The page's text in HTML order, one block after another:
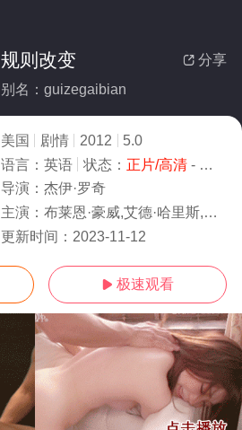
 分享
规则改变
别名：guizegaibian
美国 剧情 2012
5.0
语言： 英语 状态： 正片/高清- 免费在线观看
导演： 杰伊·罗奇
主演： 布莱恩·豪威,艾德·哈里斯,伍迪·哈里森,莎拉·保罗森,朗·里维斯顿,斯宾塞·加雷特,
更新时间： 2023-11-12
 极速观看